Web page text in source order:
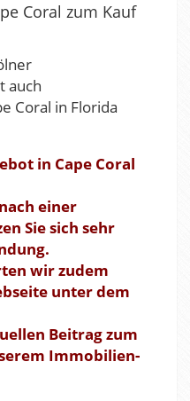
Coral zum Kauf
auch
Coral in Florida
in Cape Coral
einer
Sie sich sehr
wir zudem
unter dem
Beitragzum
Immobilien-